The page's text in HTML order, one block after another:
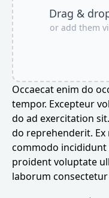
Drag &
or add them
Occaecat enim do
tempor. Excepteur
do ad exercitation
do reprehenderit.
commodo
proident voluptate
laborum